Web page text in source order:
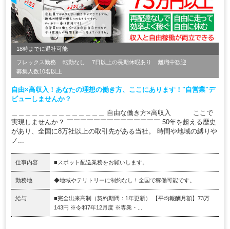
18時までに退社可能
フレックス勤務 転勤なし 7日以上の長期休暇あり
離職中歓迎
募集人数10名以上
自由×高収入！あなたの理想の働き方、ここにあります！"自営業"デ
ビューしませんか？
＿＿＿＿＿＿＿＿＿＿＿＿＿＿ 自由な働き方×高収入 ここで
実現しませんか？ ￣￣￣￣￣￣￣￣￣￣￣￣￣￣ 50年を超える歴史
があり、全国に8万社以上の取引先がある当社。 時間や地域の縛りや
ノ...
仕事内容 ■スポット配送業務をお願いします。
勤務地 ◆地域やテリトリーに制約なし！全国で稼働可能です。
給与
■完全出来高制（契約期間：1年更新） 【平均報酬月額】73万
143円 ※令和7年12月度 ※専業・...